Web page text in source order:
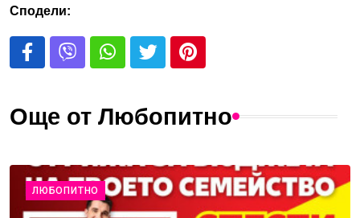
Сподели:
Още от Любопитно
ЛЮБОПИТНО